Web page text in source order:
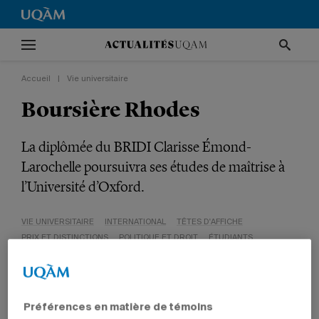
Accueil Vie universitaire
Boursière Rhodes
La diplômée du BRIDI Clarisse Émond-
Larochelle poursuivra ses études de maîtrise à
l’Université d’Oxford.
VIE UNIVERSITAIRE INTERNATIONAL
TÊTES D'AFFICHE
PRIX ET DISTINCTIONS
POLITIQUE ET DROIT ÉTUDIANTS
Préférences en matière de témoins